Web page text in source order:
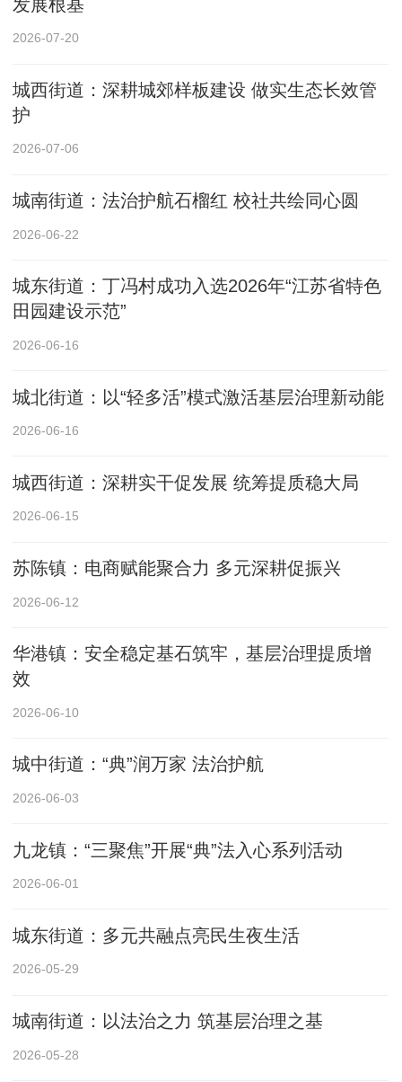
发展根基
2026-07-20
城西街道：深耕城郊样板建设 做实生态长效管
护
2026-07-06
城南街道：法治护航石榴红 校社共绘同心圆
2026-06-22
城东街道：丁冯村成功入选2026年“江苏省特色
田园建设示范”
2026-06-16
城北街道：以“轻多活”模式激活基层治理新动能
2026-06-16
城西街道：深耕实干促发展 统筹提质稳大局
2026-06-15
苏陈镇：电商赋能聚合力 多元深耕促振兴
2026-06-12
华港镇：安全稳定基石筑牢，基层治理提质增
效
2026-06-10
城中街道：“典”润万家 法治护航
2026-06-03
九龙镇：“三聚焦”开展“典”法入心系列活动
2026-06-01
城东街道：多元共融点亮民生夜生活
2026-05-29
城南街道：以法治之力 筑基层治理之基
2026-05-28